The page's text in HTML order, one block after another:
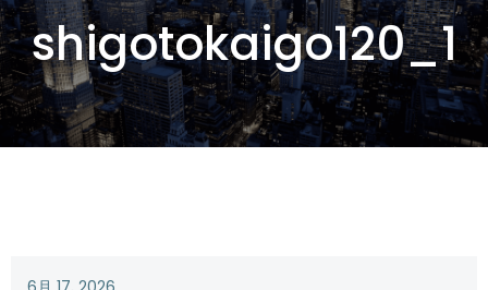
shigotokaigo120_1